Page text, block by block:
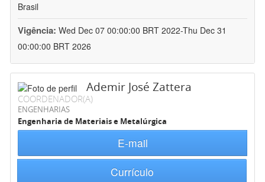
Brasil
Vigência: Wed Dec 07 00:00:00 BRT 2022-Thu Dec 31
00:00:00 BRT 2026
Ademir José Zattera
COORDENADOR(A)
ENGENHARIAS
Engenharia de Materiais e Metalúrgica
E-mail
Currículo